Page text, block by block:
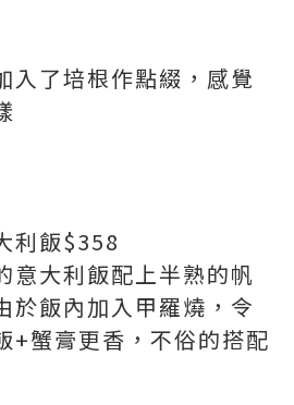
入了培根作點綴，感覺
利飯$358
意大利飯配上半熟的帆
於飯內加入甲羅燒，令
+蟹膏更香，不俗的搭配